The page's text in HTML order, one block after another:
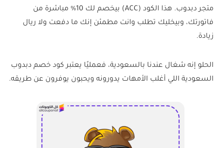
متجر دبدوب. هذا الكود (ACC) بيخصم لك 10% مباشرة من
فاتورتك، وبيخليك تطلب وانت مطمئن إنك ما دفعت ولا ريال
زيادة.
الحلو إنه شغال عندنا بالسعودية، فعمليًا يعتبر كود خصم دبدوب
السعودية اللي أغلب الأمهات يدورونه ويحبون يوفرون عن طريقه.